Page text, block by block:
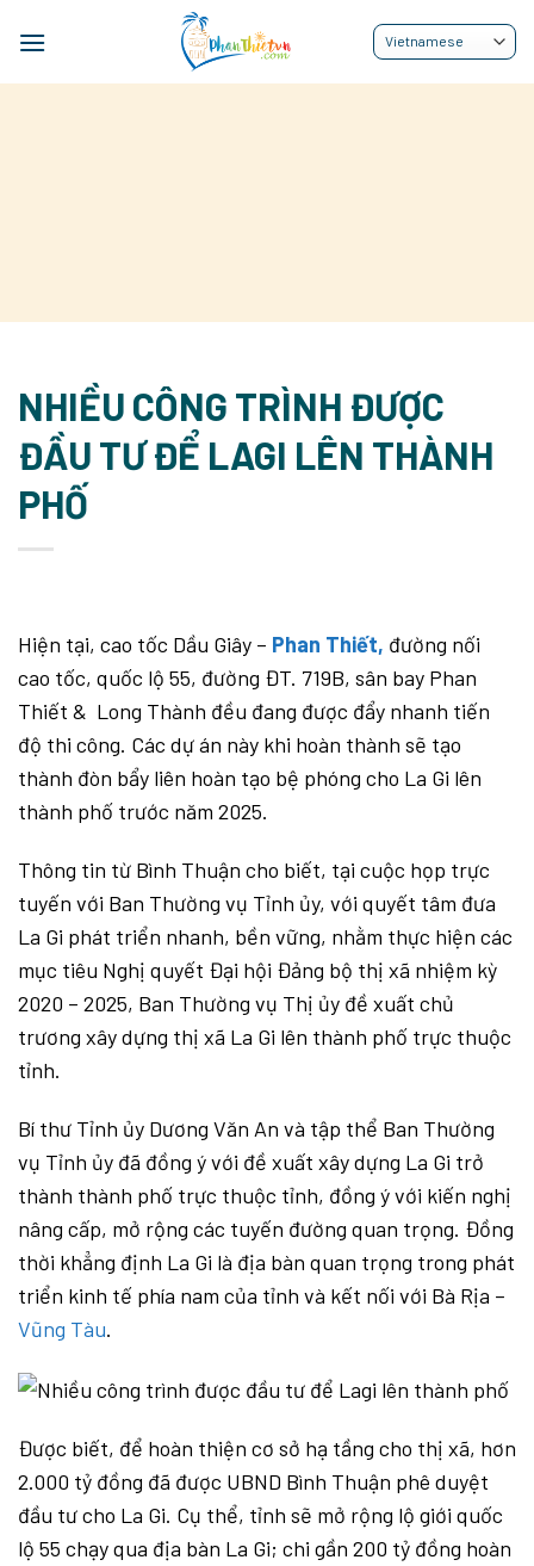
qua
NHIỀU CÔNG TRÌNH ĐƯỢC
ĐẦU TƯ ĐỂ LAGI LÊN THÀNH
PHỐ
Hiện tại, cao tốc Dầu Giây – Phan Thiết, đường nối
cao tốc, quốc lộ 55, đường ĐT. 719B, sân bay Phan
Thiết & Long Thành đều đang được đẩy nhanh tiến
độ thi công. Các dự án này khi hoàn thành sẽ tạo
thành đòn bẩy liên hoàn tạo bệ phóng cho La Gi lên
thành phố trước năm 2025.
Thông tin từ Bình Thuận cho biết, tại cuộc họp trực
tuyến với Ban Thường vụ Tỉnh ủy, với quyết tâm đưa
La Gi phát triển nhanh, bền vững, nhằm thực hiện các
mục tiêu Nghị quyết Đại hội Đảng bộ thị xã nhiệm kỳ
2020 – 2025, Ban Thường vụ Thị ủy đề xuất chủ
trương xây dựng thị xã La Gi lên thành phố trực thuộc
tỉnh.
Bí thư Tỉnh ủy Dương Văn An và tập thể Ban Thường
vụ Tỉnh ủy đã đồng ý với đề xuất xây dựng La Gi trở
thành thành phố trực thuộc tỉnh, đồng ý với kiến nghị
nâng cấp, mở rộng các tuyến đường quan trọng. Đồng
thời khẳng định La Gi là địa bàn quan trọng trong phát
triển kinh tế phía nam của tỉnh và kết nối với Bà Rịa –
Vũng Tàu.
Được biết, để hoàn thiện cơ sở hạ tầng cho thị xã, hơn
2.000 tỷ đồng đã được UBND Bình Thuận phê duyệt
đầu tư cho La Gi. Cụ thể, tỉnh sẽ mở rộng lộ giới quốc
lộ 55 chạy qua địa bàn La Gi; chi gần 200 tỷ đồng hoàn